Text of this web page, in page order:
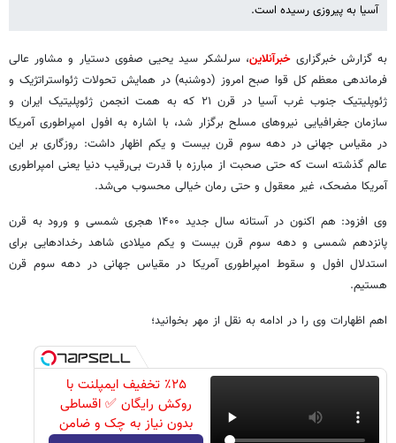
آسیا به پیروزی رسیده است.
به گزارش خبرگزاریخبرآنلاین، سرلشکر سید یحیی صفوی دستیار و مشاور عالی
فرماندهی معظم کل قوا صبح امروز (دوشنبه) در همایش تحولات ژئواستراتژیک و
ژئوپلیتیک جنوب غرب آسیا در قرن ۲۱ که به همت انجمن ژئوپلیتیک ایران و
سازمان جغرافیایی نیروهای مسلح برگزار شد، با اشاره به افول امپراطوری آمریکا
در مقیاس جهانی در دهه سوم قرن بیست و یکم اظهار داشت: روزگاری بر این
عالم گذشته است که حتی صحبت از مبارزه با قدرت بی‌رقیب دنیا یعنی امپراطوری
آمریکا مضحک، غیر معقول و حتی رمان خیالی محسوب می‌شد.
وی افزود: هم اکنون در آستانه سال جدید ۱۴۰۰ هجری شمسی و ورود به قرن
پانزدهم شمسی و دهه سوم قرن بیست و یکم میلادی شاهد رخدادهایی برای
استدلال افول و سقوط امپراطوری آمریکا در مقیاس جهانی در دهه سوم قرن
هستیم.
اهم اظهارات وی را در ادامه به نقل از مهر بخوانید؛
٪۲۵ تخفیف ایمپلنت با
روکش رایگان ✅ اقساطی
بدون نیاز به چک و ضامن